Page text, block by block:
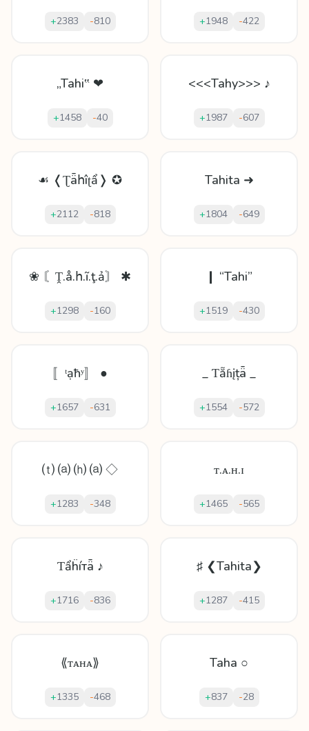
+2383 -810 +1948 -422
„Tahi‟ ❤
+1458 -40
<<<Tahy>>> ♪
+1987 -607
☙ ❬Ʈǟհîʈẩ❭ ✪
+2112 -818
Tahita ➜
+1804 -649
❀ 〘Ṱ.å.հ.ĩ.ţ.ả〙 ✱
+1298 -160
❙ “Tahi”
+1519 -430
〚ᵗạħʸ〛 ●
+1657 -631
_ Ƭẵɦįțǟ _
+1554 -572
⒯ ⒜ ⒣ ⒜ ◇
+1283 -348
ᴛ.ᴀ.ʜ.ɪ
+1465 -565
Ƭẩḧíтǟ ♪
+1716 -836
♯ ❮Tahita❯
+1287 -415
⟪ᴛᴀʜᴀ⟫
+1335 -468
Taha ○
+837 -28